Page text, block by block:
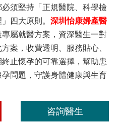
須堅持「正規醫院、科學檢
四大原則。 深圳怡康婦產醫
屬就醫方案，資深醫生一對
案，收費透明、服務貼心、
止懷孕的可靠選擇，幫助患
問題，守護身體健康與生育
咨詢醫生